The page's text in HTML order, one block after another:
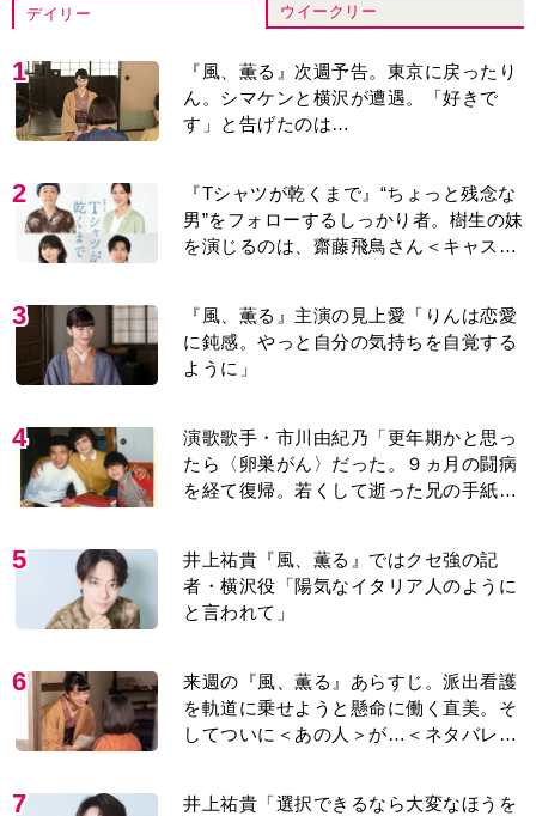
デイリー ウイークリー
1
『風、薫る』次週予告。東京に戻ったり
ん。シマケンと横沢が遭遇。「好きで
す」と告げたのは…
2
『Tシャツが乾くまで』“ちょっと残念な
男”をフォローするしっかり者。樹生の妹
を演じるのは、齋藤飛鳥さん＜キャスト
3
『風、薫る』主演の見上愛「りんは恋愛
に鈍感。やっと自分の気持ちを自覚する
ように」
4
演歌歌手・市川由紀乃「更年期かと思っ
たら〈卵巣がん〉だった。９ヵ月の闘病
を経て復帰。若くして逝った兄の手紙を
5
井上祐貴『風、薫る』ではクセ強の記
者・横沢役「陽気なイタリア人のように
と言われて」
6
来週の『風、薫る』あらすじ。派出看護
を軌道に乗せようと懸命に働く直美。そ
してついに＜あの人＞が…＜ネタバレあ
7
井上祐貴「選択できるなら大変なほうを